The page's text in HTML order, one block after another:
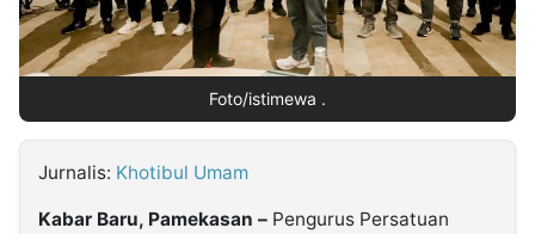
Foto/istimewa .
Jurnalis: Khotibul Umam
Kabar Baru, Pamekasan – Pengurus Persatuan